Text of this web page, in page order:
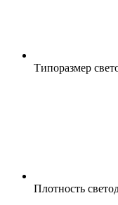
Типоразмер
Плотность